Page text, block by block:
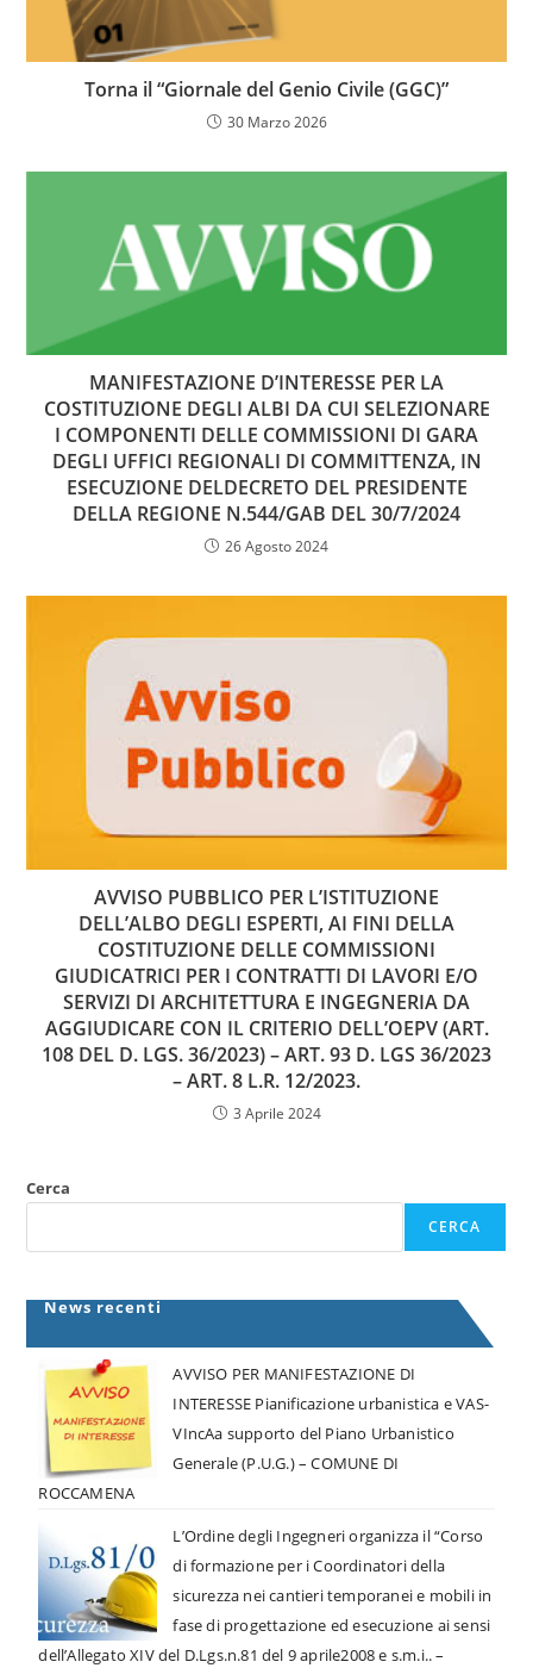
Torna il “Giornale del Genio Civile (GGC)”
30 Marzo 2026
MANIFESTAZIONE D’INTERESSE PER LA
COSTITUZIONE DEGLI ALBI DA CUI SELEZIONARE
I COMPONENTI DELLE COMMISSIONI DI GARA
DEGLI UFFICI REGIONALI DI COMMITTENZA, IN
ESECUZIONE DELDECRETO DEL PRESIDENTE
DELLA REGIONE N.544/GAB DEL 30/7/2024
26 Agosto 2024
AVVISO PUBBLICO PER L’ISTITUZIONE
DELL’ALBO DEGLI ESPERTI, AI FINI DELLA
COSTITUZIONE DELLE COMMISSIONI
GIUDICATRICI PER I CONTRATTI DI LAVORI E/O
SERVIZI DI ARCHITETTURA E INGEGNERIA DA
AGGIUDICARE CON IL CRITERIO DELL’OEPV (ART.
108 DEL D. LGS. 36/2023) – ART. 93 D. LGS 36/2023
– ART. 8 L.R. 12/2023.
3 Aprile 2024
Cerca
CERCA
News recenti
AVVISO PER MANIFESTAZIONE DI
INTERESSE Pianificazione urbanistica e VAS-
VIncAa supporto del Piano Urbanistico
Generale (P.U.G.) – COMUNE DI
ROCCAMENA
L’Ordine degli Ingegneri organizza il “Corso
di formazione per i Coordinatori della
sicurezza nei cantieri temporanei e mobili in
fase di progettazione ed esecuzione ai sensi
dell’Allegato XIV del D.Lgs.n.81 del 9 aprile2008 e s.m.i.. –